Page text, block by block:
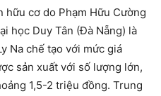
hữu cơ do Phạm Hữu Cường
học Duy Tân (Đà Nẵng) là
Na chế tạo với mức giá
sản xuất với số lượng lớn,
1,5-2 triệu đồng. Trung